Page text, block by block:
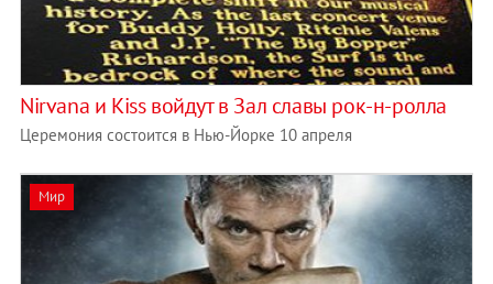
Nirvana и Kiss войдут в Зал славы рок-н-ролла
Церемония состоится в Нью-Йорке 10 апреля
Мир